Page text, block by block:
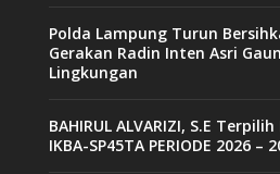
Polda Lampung Turun
Gerakan Radin Inten Asri
Lingkungan
BAHIRUL ALVARIZI, S.E
IKBA-SP45TA PERIODE 2026 –